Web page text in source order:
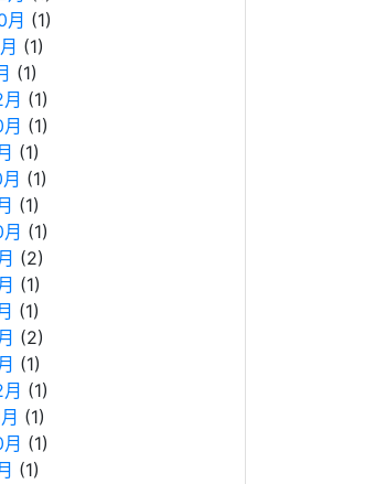
(1)
(1)
(1)
(1)
(1)
(1)
(1)
(1)
(1)
(2)
(1)
(1)
(2)
(1)
(1)
(1)
(1)
(1)